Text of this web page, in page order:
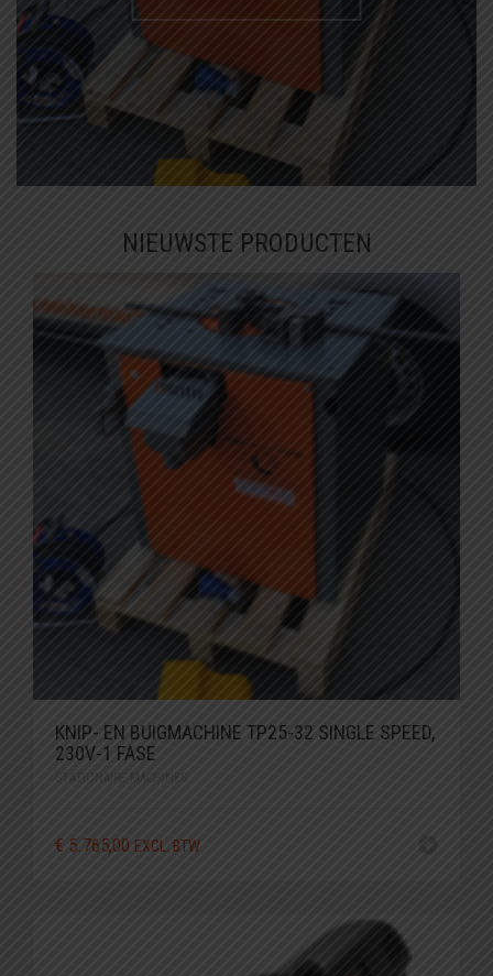
NIEUWSTE PRODUCTEN
KNIP- EN BUIGMACHINE TP25-32 SINGLE SPEED,
230V-1 FASE
€ 5.765,00 EXCL. BTW